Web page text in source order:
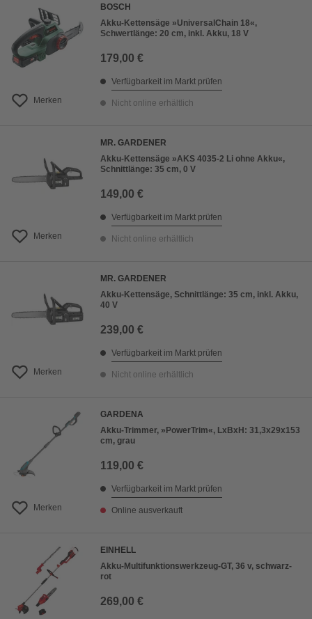
Merken
BOSCH
Akku-Kettensäge »UniversalChain 18«,
Schwertlänge: 20 cm, inkl. Akku, 18 V
179,00 €
Verfügbarkeit im Markt prüfen
Nicht online erhältlich
Merken
MR. GARDENER
Akku-Kettensäge »AKS 4035-2 Li ohne Akku«,
Schnittlänge: 35 cm, 0 V
149,00 €
Verfügbarkeit im Markt prüfen
Nicht online erhältlich
Merken
MR. GARDENER
Akku-Kettensäge, Schnittlänge: 35 cm, inkl. Akku,
40 V
239,00 €
Verfügbarkeit im Markt prüfen
Nicht online erhältlich
Merken
GARDENA
Akku-Trimmer, »PowerTrim«, LxBxH: 31,3x29x153
cm, grau
119,00 €
Verfügbarkeit im Markt prüfen
Online ausverkauft
EINHELL
Akku-Multifunktionswerkzeug-GT, 36 v, schwarz-
rot
269,00 €